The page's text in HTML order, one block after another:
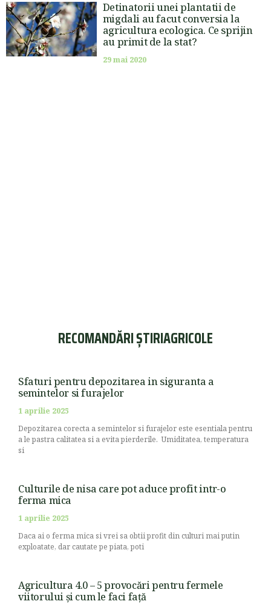
Detinatorii unei plantatii de
migdali au facut conversia la
agricultura ecologica. Ce sprijin
au primit de la stat?
29 mai 2020
RECOMANDĂRI ȘTIRIAGRICOLE
Sfaturi pentru depozitarea in siguranta a
semintelor si furajelor
1 aprilie 2025
Depozitarea corecta a semintelor si furajelor este esentiala pentru
a le pastra calitatea si a evita pierderile. Umiditatea, temperatura
si
Culturile de nisa care pot aduce profit intr-o
ferma mica
1 aprilie 2025
Daca ai o ferma mica si vrei sa obtii profit din culturi mai putin
exploatate, dar cautate pe piata, poti
Agricultura 4.0 – 5 provocări pentru fermele
viitorului și cum le faci față